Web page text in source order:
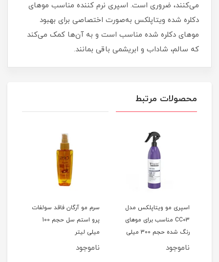
می‌کنند، ضروری است. اسپری نرم کننده مناسب موهای
دکلره شده ویتاپلکس به‌صورت اختصاصی برای بهبود
موهای دکلره شده مناسب است و به آن‌ها کمک می‌کند
که سالم، شاداب و ابریشمی باقی بمانند.
محصولات مرتبط
اسپری مو ویتاپلکس مدل
CC03 مناسب برای موهای
رنگ شده حجم 300 میلی
لیتر
ناموجود
سرم مو آرگان فاقد سولفات
پرو استم سل حجم 100
میلی لیتر
ناموجود